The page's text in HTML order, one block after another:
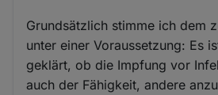
Grundsätzlich stimme ich dem
unter einer Voraussetzung: Es
geklärt, ob die Impfung vor
auch der Fähigkeit, andere